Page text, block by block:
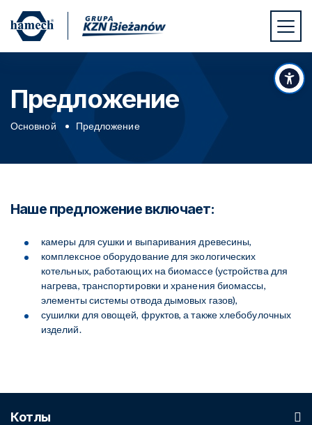
Предложение
Основной Предложение
Наше предложение включает:
камеры для сушки и выпаривания древесины,
комплексное оборудование для экологических
котельных, работающих на биомассе (устройства для
нагрева, транспортировки и хранения биомассы,
элементы системы отвода дымовых газов),
сушилки для овощей, фруктов, а также хлебобулочных
изделий.
Котлы